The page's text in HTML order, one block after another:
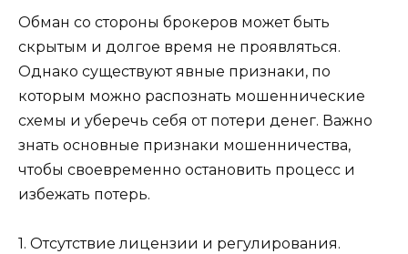
Обман со стороны брокеров может быть
скрытым и долгое время не проявляться.
Однако существуют явные признаки, по
которым можно распознать мошеннические
схемы и уберечь себя от потери денег. Важно
знать основные признаки мошенничества,
чтобы своевременно остановить процесс и
избежать потерь.
1. Отсутствие лицензии и регулирования.